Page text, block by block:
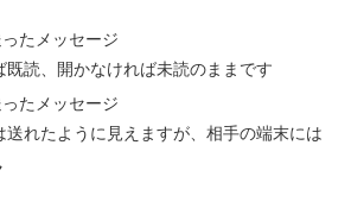
たメッセージ
読、開かなければ未読のままです
たメッセージ
れたように見えますが、相手の端末には